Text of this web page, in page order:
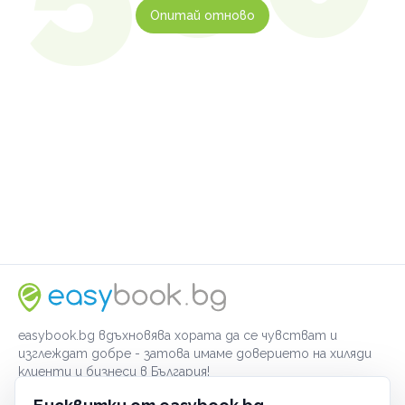
Опитай отново
easybook.bg вдъхновява хората да се чувстват и
изглеждат добре - затова имаме доверието на хиляди
клиенти и бизнеси в България!